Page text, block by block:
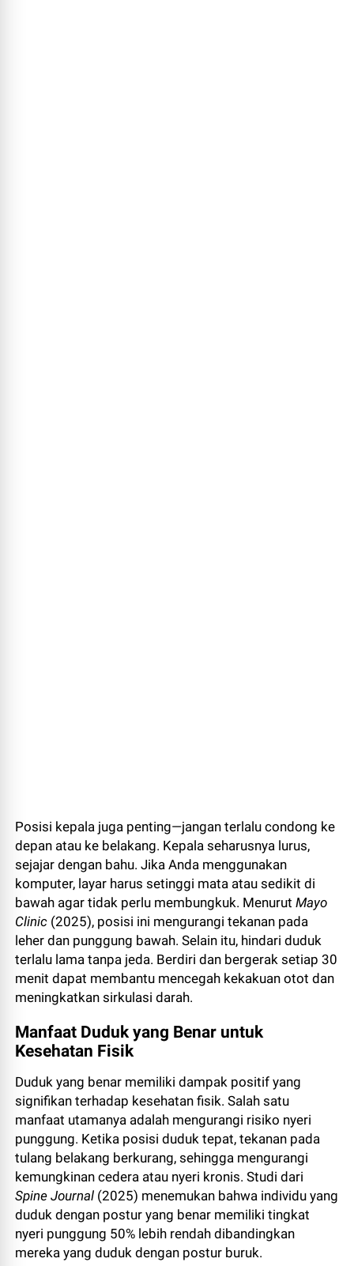
Posisi kepala juga penting—jangan terlalu condong ke
depan atau ke belakang. Kepala seharusnya lurus,
sejajar dengan bahu. Jika Anda menggunakan
komputer, layar harus setinggi mata atau sedikit di
bawah agar tidak perlu membungkuk. MenurutMayo
Clinic (2025), posisi ini mengurangi tekanan pada
leher dan punggung bawah. Selain itu, hindari duduk
terlalu lama tanpa jeda. Berdiri dan bergerak setiap 30
menit dapat membantu mencegah kekakuan otot dan
meningkatkan sirkulasi darah.
Manfaat Duduk yang Benar untuk
Kesehatan Fisik
Duduk yang benar memiliki dampak positif yang
signifikan terhadap kesehatan fisik. Salah satu
manfaat utamanya adalah mengurangi risiko nyeri
punggung. Ketika posisi duduk tepat, tekanan pada
tulang belakang berkurang, sehingga mengurangi
kemungkinan cedera atau nyeri kronis. Studi dari
Spine Journal (2025) menemukan bahwa individu yang
duduk dengan postur yang benar memiliki tingkat
nyeri punggung 50% lebih rendah dibandingkan
mereka yang duduk dengan postur buruk.